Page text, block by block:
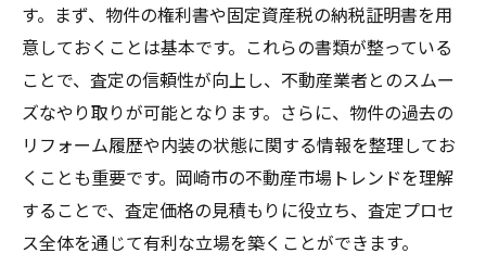
す。まず、物件の権利書や固定資産税の納税証明書を用
意しておくことは基本です。これらの書類が整っている
ことで、査定の信頼性が向上し、不動産業者とのスムー
ズなやり取りが可能となります。さらに、物件の過去の
リフォーム履歴や内装の状態に関する情報を整理してお
くことも重要です。岡崎市の不動産市場トレンドを理解
することで、査定価格の見積もりに役立ち、査定プロセ
ス全体を通じて有利な立場を築くことができます。